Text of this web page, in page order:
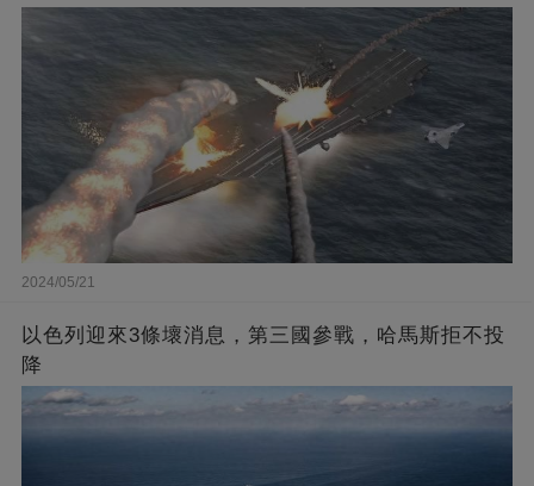
2024/05/21
以色列迎來3條壞消息，第三國參戰，哈馬斯拒不投
降